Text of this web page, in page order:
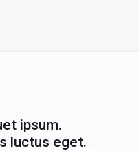
ipsum.
luctus eget.